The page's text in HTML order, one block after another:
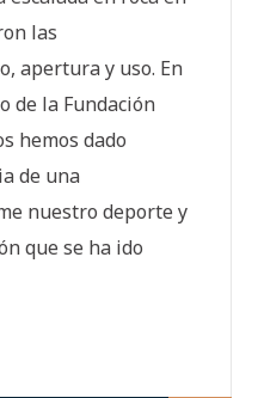
las
apertura y uso. En
de la Fundación
hemos dado
de una
nuestro deporte y
que se ha ido